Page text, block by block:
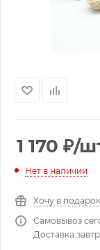
1 170 ₽/
Нет в наличии
Хочу в подарок
Самовывоз
Доставка